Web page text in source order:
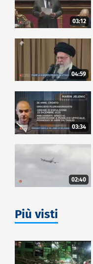
03:12
04:59
03:34
02:40
Più visti